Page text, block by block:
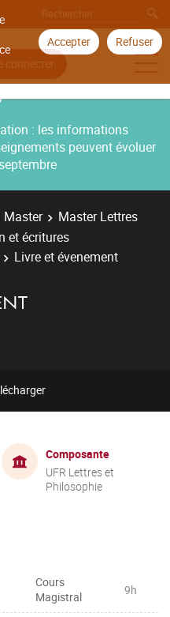
Accepter Refuser
connecter
: les informations
peuvent évoluer
Master
Master Lettres
et écritures
Livre et évenement
Composante
UFR Lettres et
Philosophie
Cours
Magistral
9h